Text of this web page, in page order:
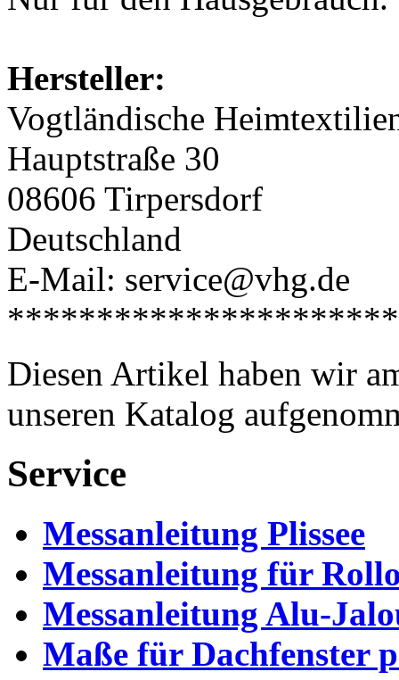
Hersteller:
Vogtländische
Hauptstraße 30
08606 Tirpersdorf
Deutschland
E-Mail: service@vhg.de
Diesen Artikel haben wir
unseren Katalog
Service
Messanleitung Plissee
Messanleitung für
Messanleitung Alu-
Maße für Dachfenster